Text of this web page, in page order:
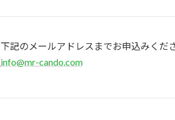
下記のメールアドレスまでお申込みくださ
info@mr-cando.com